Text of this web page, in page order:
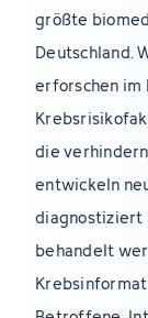
größte
Deutschland.
erforschen im
die
entwickeln
diagnostiziert
behandelt